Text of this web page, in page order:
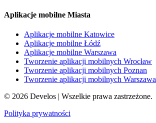
Aplikacje mobilne Miasta
Aplikacje mobilne Katowice
Aplikacje mobilne Łódź
Aplikacje mobilne Warszawa
Tworzenie aplikacji mobilnych Wrocław
Tworzenie aplikacji mobilnych Poznan
Tworzenie aplikacji mobilnych Warszawa
© 2026 Develos | Wszelkie prawa zastrzeżone.
Polityka prywatności